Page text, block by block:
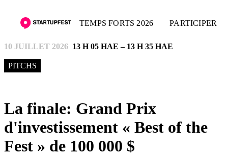
TEMPS FORTS 2026 PARTICIPER
10 JUILLET 2026 13 H 05 HAE – 13 H 35 HAE
PITCHS
La finale: Grand Prix
d'investissement « Best of the
Fest » de 100 000 $